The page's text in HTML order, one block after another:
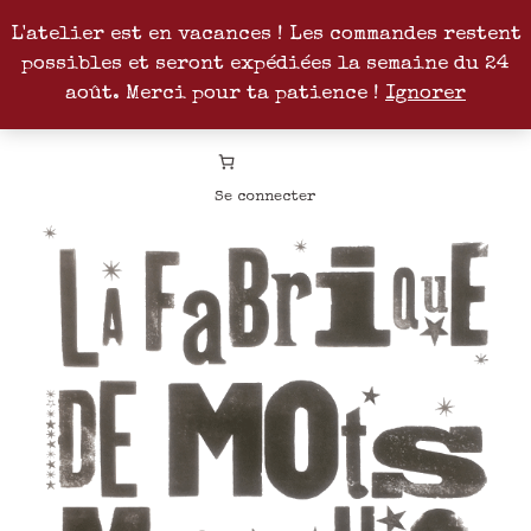
L'atelier est en vacances ! Les commandes restent
possibles et seront expédiées la semaine du 24
août. Merci pour ta patience ! Ignorer
InstagramPinterest Patreon
Se connecter